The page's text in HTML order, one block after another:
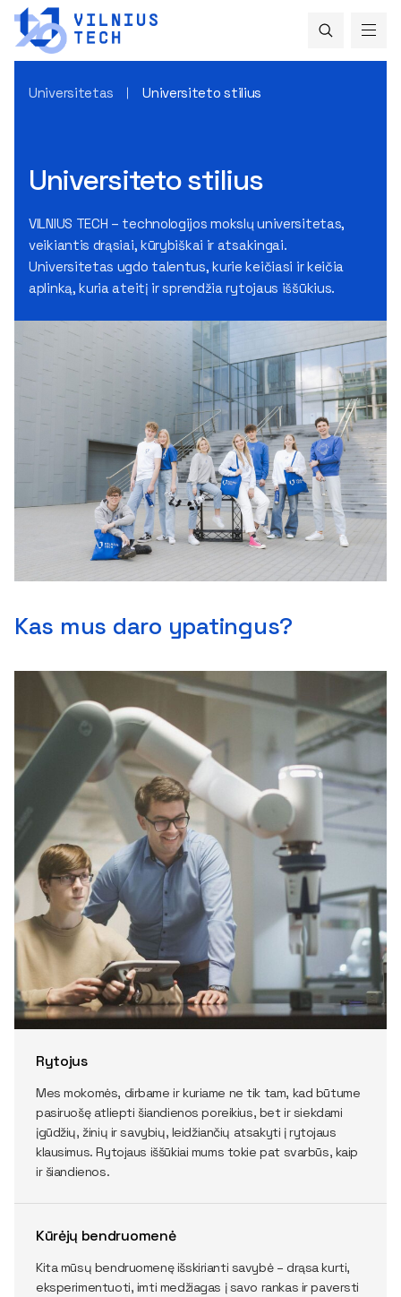
Universitetas Universiteto stilius
Universiteto stilius
VILNIUS TECH – technologijos mokslų universitetas,
veikiantis drąsiai, kūrybiškai ir atsakingai.
Universitetas ugdo talentus, kurie keičiasi ir keičia
aplinką, kuria ateitį ir sprendžia rytojaus iššūkius.
Kas mus daro ypatingus?
Rytojus
Mes mokomės, dirbame ir kuriame ne tik tam, kad būtume
pasiruošę atliepti šiandienos poreikius, bet ir siekdami
įgūdžių, žinių ir savybių, leidžiančių atsakyti į rytojaus
klausimus. Rytojaus iššūkiai mums tokie pat svarbūs, kaip
ir šiandienos.
Kūrėjų bendruomenė
Kita mūsų bendruomenę išskirianti savybė – drąsa kurti,
eksperimentuoti, imti medžiagas į savo rankas ir paversti